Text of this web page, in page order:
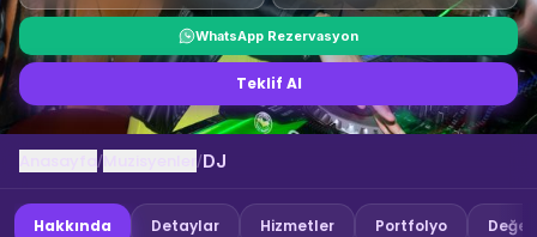
WhatsApp Rezervasyon
Teklif Al
/ /DJ
Hakkında Detaylar Hizmetler Portfolyo